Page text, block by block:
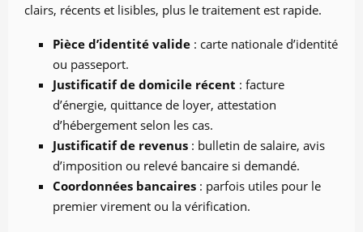
clairs, récents et lisibles, plus le traitement est rapide.
Pièce d’identité valide : carte nationale d’identité
ou passeport.
Justificatif de domicile récent : facture
d’énergie, quittance de loyer, attestation
d’hébergement selon les cas.
Justificatif de revenus : bulletin de salaire, avis
d’imposition ou relevé bancaire si demandé.
Coordonnées bancaires : parfois utiles pour le
premier virement ou la vérification.